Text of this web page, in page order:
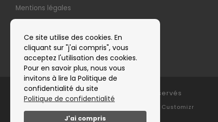
Ce site utilise des cookies. En
cliquant sur "j'ai compris", vous
acceptez l'utilisation des cookies.
Pour en savoir plus, nous vous
invitons à lire la Politique de
confidentialité du site
Politique de confidentialité
J'ai compris
Mentions légales
Politique de confidentialité
Nos partenaires
© 2026Clap'Arts– Tous droits réservés
Thème Customizr